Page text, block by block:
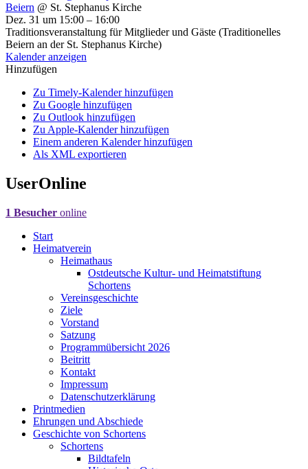
Beiern @ St. Stephanus Kirche
Dez. 31 um 15:00 – 16:00
Traditionsveranstaltung für Mitglieder und Gäste (Traditionelles
Beiern an der St. Stephanus Kirche)
Kalender anzeigen
Hinzufügen
Zu Timely-Kalender hinzufügen
Zu Google hinzufügen
Zu Outlook hinzufügen
Zu Apple-Kalender hinzufügen
Einem anderen Kalender hinzufügen
Als XML exportieren
UserOnline
1 Besucher online
Start
Heimatverein
Heimathaus
Ostdeutsche Kultur- und Heimatstiftung
Schortens
Vereinsgeschichte
Ziele
Vorstand
Satzung
Programmübersicht 2026
Beitritt
Kontakt
Impressum
Datenschutzerklärung
Printmedien
Ehrungen und Abschiede
Geschichte von Schortens
Schortens
Bildtafeln